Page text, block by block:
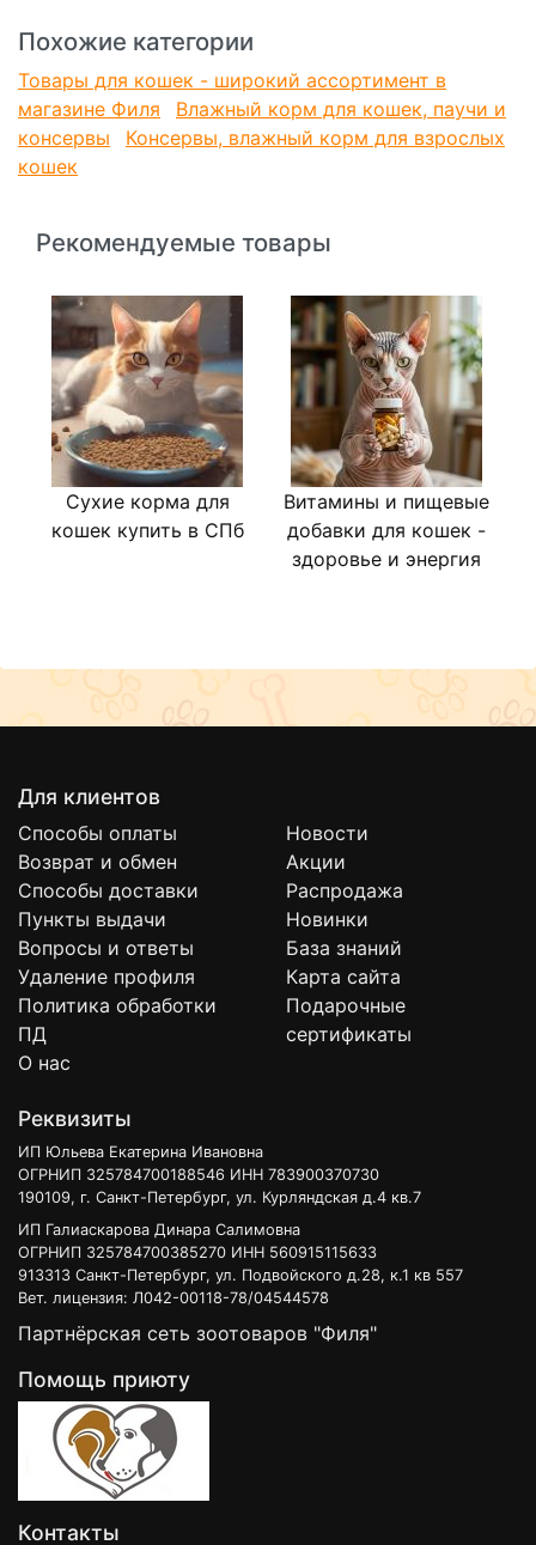
Похожие категории
Товары для кошек - широкий ассортимент в
магазине Филя
Влажный корм для кошек, паучи и
консервы
Консервы, влажный корм для взрослых
кошек
Рекомендуемые товары
Сухие корма для
кошек купить в СПб
Витамины и пищевые
добавки для кошек -
здоровье и энергия
Для клиентов
Способы оплаты
Возврат и обмен
Способы доставки
Пункты выдачи
Вопросы и ответы
Удаление профиля
Политика обработки
ПД
О нас
Новости
Акции
Распродажа
Новинки
База знаний
Карта сайта
Подарочные
сертификаты
Реквизиты
ИП Юльева Екатерина Ивановна
ОГРНИП 325784700188546 ИНН 783900370730
190109, г. Санкт-Петербург, ул. Курляндская д.4 кв.7
ИП Галиаскарова Динара Салимовна
ОГРНИП 325784700385270 ИНН 560915115633
913313 Санкт-Петербург, ул. Подвойского д.28, к.1 кв 557
Вет. лицензия: Л042-00118-78/04544578
Партнёрская сеть зоотоваров "Филя"
Помощь приюту
Контакты